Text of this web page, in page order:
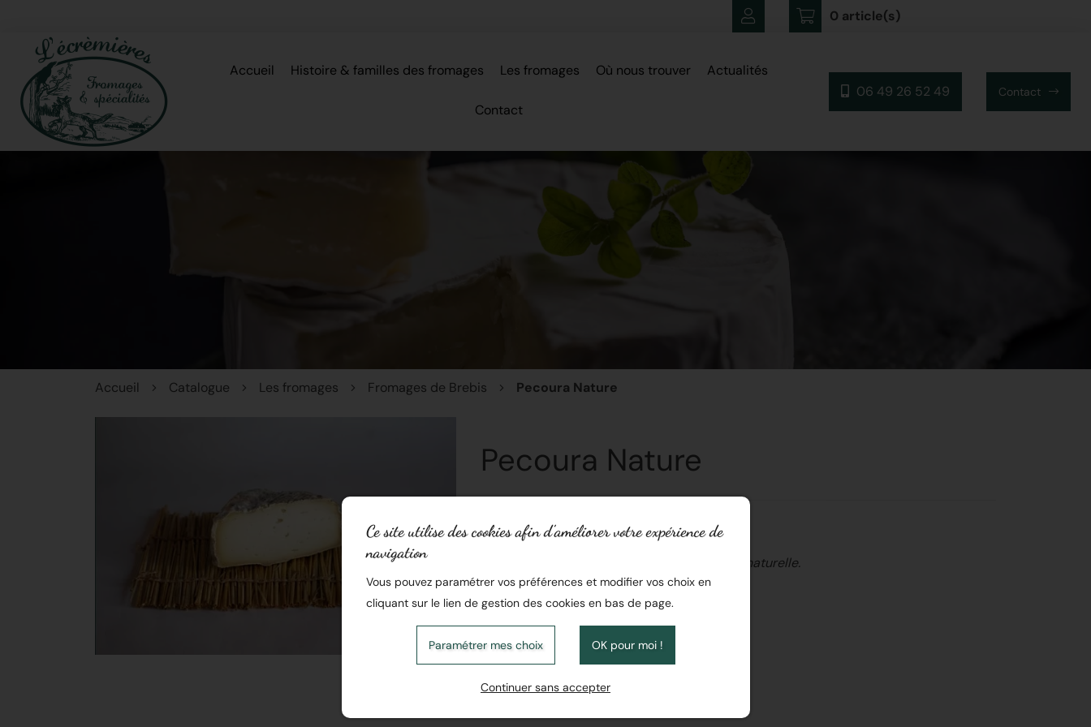
0 article(s)
06 49 26 52 49
Accueil Histoire & familles des fromages Les fromages Où nous trouver Actualités
Contact
Contact
Accueil Catalogue Les fromages Fromages de Brebis Pecoura Nature
Pecoura Nature
INDISPONIBLE
Sa pâte est fine et veloutée avec une croûte naturelle.
Origine : Fromage au lait de brebis
Famille :Pâte molle
Région :Corse
Traitement du lait :Lait cru
Ce site utilise des cookies afin d’améliorer votre expérience de
navigation
Vous pouvez paramétrer vos préférences et modifier vos choix en
cliquant sur le lien de gestion des cookies en bas de page.
Paramétrer mes choix OK pour moi !
Continuer sans accepter